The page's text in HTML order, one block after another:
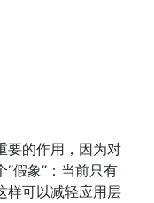
要的作用，因为对
假象”：当前只有
样可以减轻应用层